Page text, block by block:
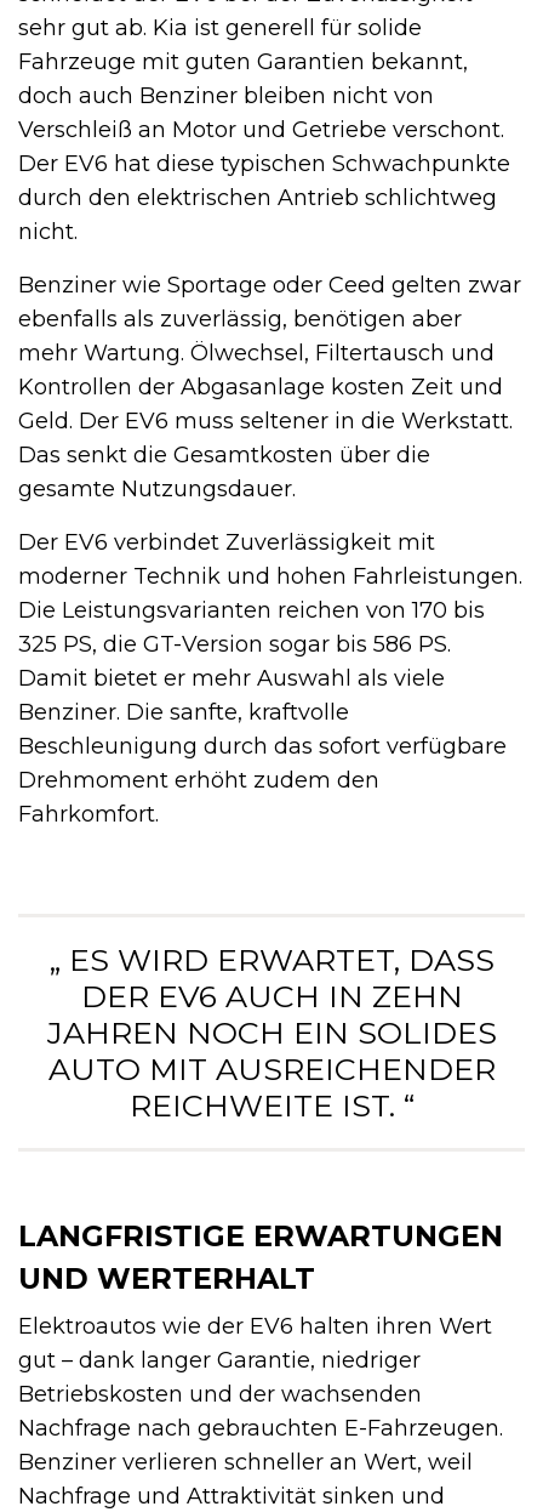
sehr gut ab. Kia ist generell für solide
Fahrzeuge mit guten Garantien bekannt,
doch auch Benziner bleiben nicht von
Verschleiß an Motor und Getriebe verschont.
Der EV6 hat diese typischen Schwachpunkte
durch den elektrischen Antrieb schlichtweg
nicht.
Benziner wie Sportage oder Ceed gelten zwar
ebenfalls als zuverlässig, benötigen aber
mehr Wartung. Ölwechsel, Filtertausch und
Kontrollen der Abgasanlage kosten Zeit und
Geld. Der EV6 muss seltener in die Werkstatt.
Das senkt die Gesamtkosten über die
gesamte Nutzungsdauer.
Der EV6 verbindet Zuverlässigkeit mit
moderner Technik und hohen Fahrleistungen.
Die Leistungsvarianten reichen von 170 bis
325 PS, die GT-Version sogar bis 586 PS.
Damit bietet er mehr Auswahl als viele
Benziner. Die sanfte, kraftvolle
Beschleunigung durch das sofort verfügbare
Drehmoment erhöht zudem den
Fahrkomfort.
„ ES WIRD ERWARTET, DASS
DER EV6 AUCH IN ZEHN
JAHREN NOCH EIN SOLIDES
AUTO MIT AUSREICHENDER
REICHWEITE IST. “
LANGFRISTIGE ERWARTUNGEN
UND WERTERHALT
Elektroautos wie der EV6 halten ihren Wert
gut – dank langer Garantie, niedriger
Betriebskosten und der wachsenden
Nachfrage nach gebrauchten E-Fahrzeugen.
Benziner verlieren schneller an Wert, weil
Nachfrage und Attraktivität sinken und